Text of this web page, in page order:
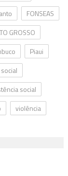
FONSEAS
GROSSO
Piaui
social
violência